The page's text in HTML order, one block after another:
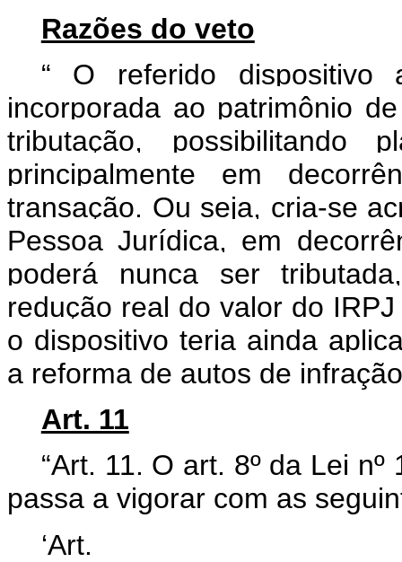
Razões do veto
“ O referido dispositivo
incorporada ao patrimônio
tributação, possibilitando
principalmente em
transação. Ou seja, cria-se
Pessoa Jurídica, em
poderá nunca ser
redução real do valor do
o dispositivo teria ainda
a reforma de autos de
Art. 11
“Art. 11. O art. 8º da Lei
passa a vigorar com as